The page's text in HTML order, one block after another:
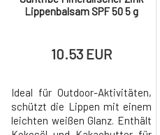
Lippenbalsam SPF 50 5 g
10.53 EUR
Ideal für Outdoor-Aktivitäten,
schützt die Lippen mit einem
leichten weißen Glanz. Enthält